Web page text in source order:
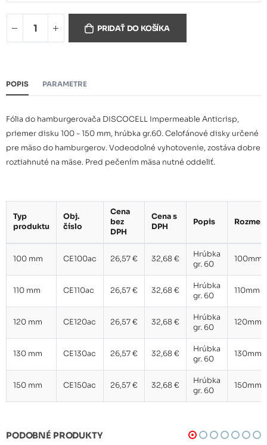
110 mm
120 mm
130 mm 26,57 €
PRIDAŤ DO KOŠÍKA
POPIS PARAMETRE
Fólia do hamburgerovača DISCOCELL Impermeable Anticrisp,
priemer disku 100 - 150 mm, hrúbka gr.60. Celofánové disky určené
pre mäso do hamburgerov. Vodeodolné vyhotovenie, zostáva dobre
roztiahnuté na mäse. Pred pečením mäsa nutné oddeliť.
Typ
produktu
Obj.
číslo
Cena
bez
DPH
Cena s
DPH
Popis Rozmery
100 mm CE100ac 26,57 € 32,68 €
Hrúbka
gr. 60
100mm
110 mm CE110ac 26,57 € 32,68 €
Hrúbka
gr. 60
110mm
120 mm CE120ac 26,57 € 32,68 €
Hrúbka
gr. 60
120mm
130 mm CE130ac 26,57 € 32,68 €
Hrúbka
gr. 60
130mm
150 mm CE150ac 26,57 € 32,68 €
Hrúbka
gr. 60
150mm
PODOBNÉ PRODUKTY